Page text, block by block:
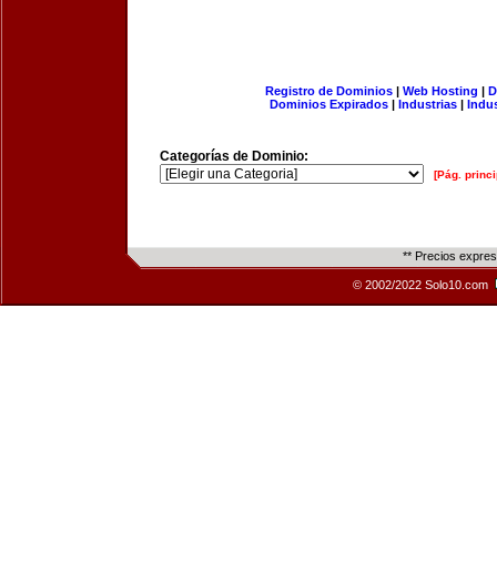
Registro de Dominios| Web Hosting |
Dominios Expirados | Industrias |
Categorías de Dominio:
[Pág.
** Precios
© 2002/2022 Solo10.com